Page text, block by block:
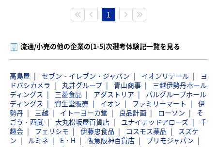
1
流通/小売の他の企業の[1-5]次選考体験記一覧を見る
高島屋 セブン‐イレブン・ジャパン イオンリテール
ヨ
ドバシカメラ
丸井グループ 青山商事
三越伊勢丹ホール
ディングス
三菱食品 アダストリア
パルグループホール
ディングス
資生堂販売 イオン ファミリーマート
伊
勢丹
三越 イトーヨーカ堂 良品計画 ローソン
そ
ごう・西武
大丸松坂屋百貨店 ユナイテッドアローズ
千
趣会
フェリシモ 伊藤忠食品 コスモス薬品
スズケ
ン
ルミネ E・H 阪急阪神百貨店
プリモジャパン